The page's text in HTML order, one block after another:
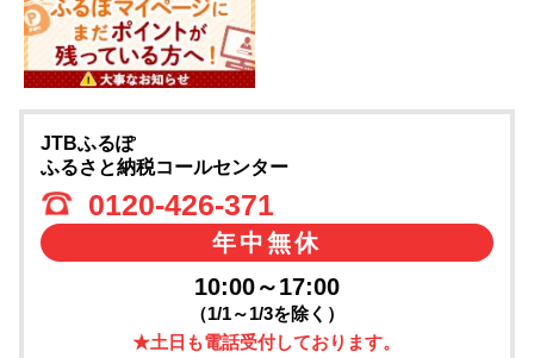
JTBふるぽ
ふるさと納税コールセンター
0120-426-371
年中無休
10:00～17:00
（1/1～1/3を除く）
★土日も電話受付しております。